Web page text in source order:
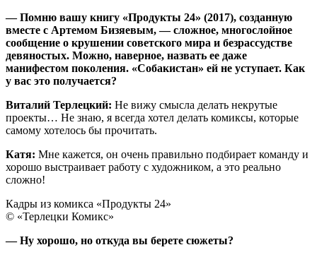
— Помню вашу книгу «Продукты 24» (2017), созданную
вместе с Артемом Бизяевым, — сложное, многослойное
сообщение о крушении советского мира и безрассудстве
девяностых. Можно, наверное, назвать ее даже
манифестом поколения. «Собакистан» ей не уступает. Как
у вас это получается?
Виталий Терлецкий: Не вижу смысла делать некрутые
проекты… Не знаю, я всегда хотел делать комиксы, которые
самому хотелось бы прочитать.
Катя: Мне кажется, он очень правильно подбирает команду и
хорошо выстраивает работу с художником, а это реально
сложно!
Кадры из комикса «Продукты 24»
© «Терлецки Комикс»
— Ну хорошо, но откуда вы берете сюжеты?